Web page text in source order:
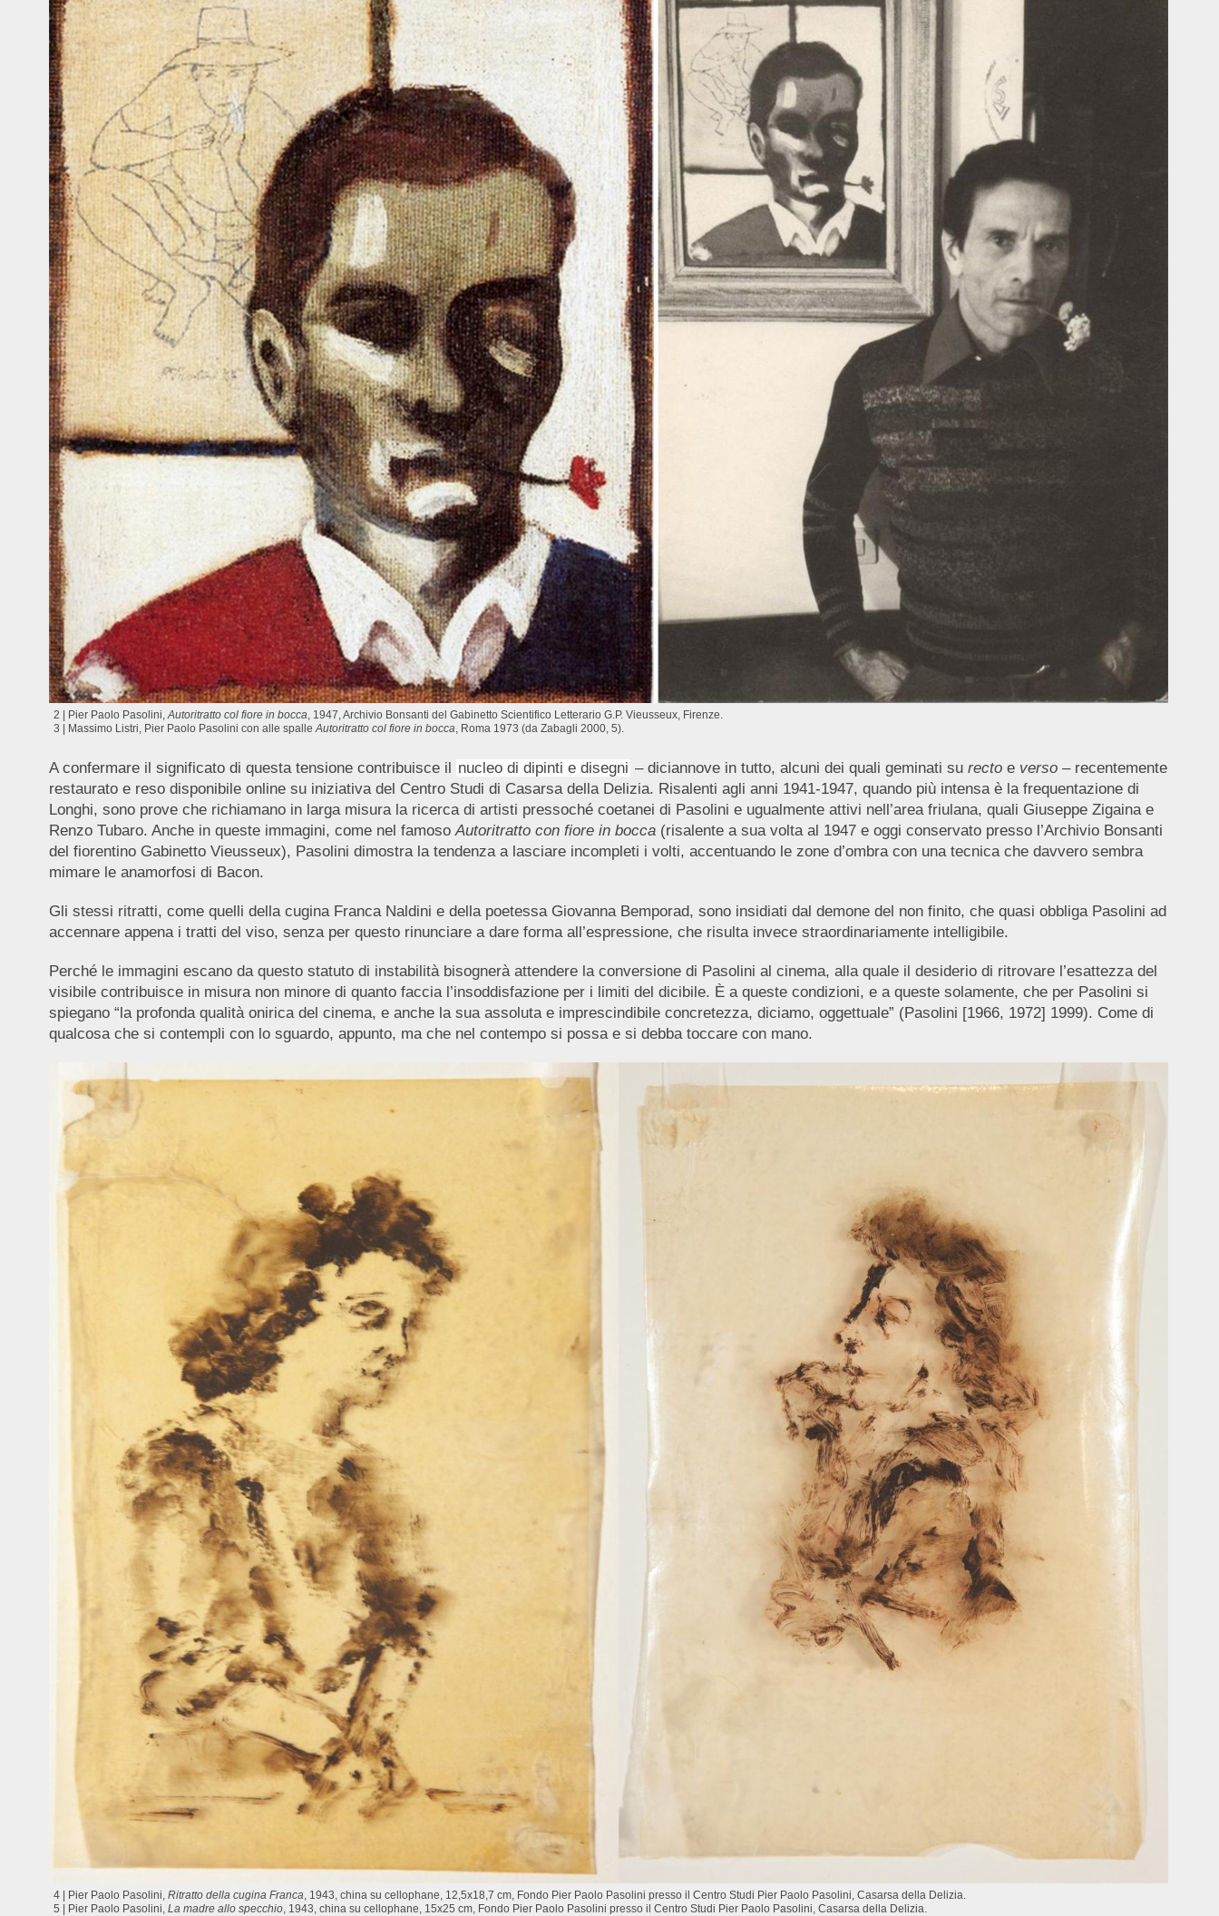
2 | Pier Paolo Pasolini, Autoritratto col fiore in bocca , 1947, Archivio Bonsanti del Gabinetto Scientifico Letterario G.P. Vieusseux, Firenze.
3 | Massimo Listri, Pier Paolo Pasolini con alle spalle Autoritratto col fiore in bocca , Roma 1973 (da Zabagli 2000, 5).
A confermare il significato di questa tensione contribuisce il nucleo di dipinti e disegni – diciannove in tutto, alcuni dei quali geminati su rectoe verso– recentemente
restaurato e reso disponibile online su iniziativa del Centro Studi di Casarsa della Delizia. Risalenti agli anni 1941-1947, quando più intensa è la frequentazione di
Longhi, sono prove che richiamano in larga misura la ricerca di artisti pressoché coetanei di Pasolini e ugualmente attivi nell’area friulana, quali Giuseppe Zigaina e
Renzo Tubaro. Anche in queste immagini, come nel famosoAutoritratto con fiore in bocca (risalente a sua volta al 1947 e oggi conservato presso l’Archivio Bonsanti
del fiorentino Gabinetto Vieusseux), Pasolini dimostra la tendenza a lasciare incompleti i volti, accentuando le zone d’ombra con una tecnica che davvero sembra
mimare le anamorfosi di Bacon.
Gli stessi ritratti, come quelli della cugina Franca Naldini e della poetessa Giovanna Bemporad, sono insidiati dal demone del non finito, che quasi obbliga Pasolini ad
accennare appena i tratti del viso, senza per questo rinunciare a dare forma all’espressione, che risulta invece straordinariamente intelligibile.
Perché le immagini escano da questo statuto di instabilità bisognerà attendere la conversione di Pasolini al cinema, alla quale il desiderio di ritrovare l’esattezza del
visibile contribuisce in misura non minore di quanto faccia l’insoddisfazione per i limiti del dicibile. È a queste condizioni, e a queste solamente, che per Pasolini si
spiegano “la profonda qualità onirica del cinema, e anche la sua assoluta e imprescindibile concretezza, diciamo, oggettuale” (Pasolini [1966, 1972] 1999). Come di
qualcosa che si contempli con lo sguardo, appunto, ma che nel contempo si possa e si debba toccare con mano.
4 | Pier Paolo Pasolini, Ritratto della cugina Franca , 1943, china su cellophane, 12,5x18,7 cm, Fondo Pier Paolo Pasolini presso il Centro Studi Pier Paolo Pasolini, Casarsa della Delizia.
5 | Pier Paolo Pasolini, La madre allo specchio, 1943, china su cellophane, 15x25 cm, Fondo Pier Paolo Pasolini presso il Centro Studi Pier Paolo Pasolini, Casarsa della Delizia.